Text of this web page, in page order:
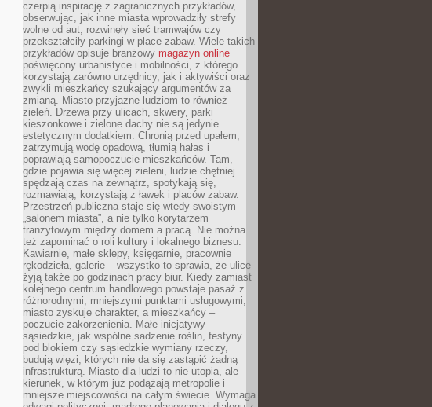
czerpią inspirację z zagranicznych przykładów,
obserwując, jak inne miasta wprowadziły strefy
wolne od aut, rozwinęły sieć tramwajów czy
przekształciły parkingi w place zabaw. Wiele takich
przykładów opisuje branżowy magazyn online
poświęcony urbanistyce i mobilności, z którego
korzystają zarówno urzędnicy, jak i aktywiści oraz
zwykli mieszkańcy szukający argumentów za
zmianą. Miasto przyjazne ludziom to również
zieleń. Drzewa przy ulicach, skwery, parki
kieszonkowe i zielone dachy nie są jedynie
estetycznym dodatkiem. Chronią przed upałem,
zatrzymują wodę opadową, tłumią hałas i
poprawiają samopoczucie mieszkańców. Tam,
gdzie pojawia się więcej zieleni, ludzie chętniej
spędzają czas na zewnątrz, spotykają się,
rozmawiają, korzystają z ławek i placów zabaw.
Przestrzeń publiczna staje się wtedy swoistym
„salonem miasta”, a nie tylko korytarzem
tranzytowym między domem a pracą. Nie można
też zapominać o roli kultury i lokalnego biznesu.
Kawiarnie, małe sklepy, księgarnie, pracownie
rękodzieła, galerie – wszystko to sprawia, że ulice
żyją także po godzinach pracy biur. Kiedy zamiast
kolejnego centrum handlowego powstaje pasaż z
różnorodnymi, mniejszymi punktami usługowymi,
miasto zyskuje charakter, a mieszkańcy –
poczucie zakorzenienia. Małe inicjatywy
sąsiedzkie, jak wspólne sadzenie roślin, festyny
pod blokiem czy sąsiedzkie wymiany rzeczy,
budują więzi, których nie da się zastąpić żadną
infrastrukturą. Miasto dla ludzi to nie utopia, ale
kierunek, w którym już podążają metropolie i
mniejsze miejscowości na całym świecie. Wymaga